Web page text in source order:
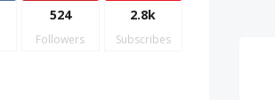
2.8k
Subscribes
524
Followers